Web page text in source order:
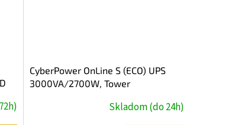
CyberPower OnLine S (ECO) UPS
3000VA/2700W, Tower
Skladom (do 24h)